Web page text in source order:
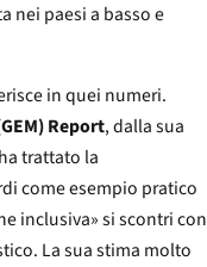
nei paesi a basso e
in quei numeri.
Report, dalla sua
trattato la
come esempio pratico
inclusiva» si scontri con
La sua stima molto